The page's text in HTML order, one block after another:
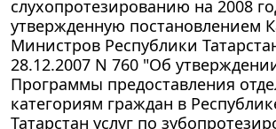
слухопротезированию на 2008
утвержденную постановлением
Министров Республики
28.12.2007 N 760 "Об
Программы предоставления
категориям граждан в
Татарстан услуг по